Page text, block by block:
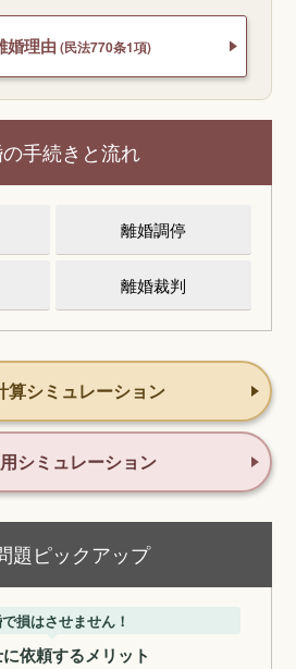
婚理由 (民法770条1項)
手続きと流れ
離婚調停
離婚裁判
算シミュレーション
シミュレーション
題ピックアップ
損はさせません！
依頼するメリット